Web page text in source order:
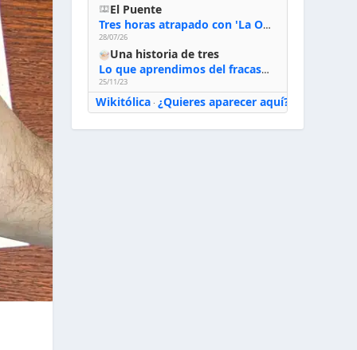
El Puente
Tres horas atrapado con 'La Odisea' de Nolan
28/07/26
Una historia de tres
Lo que aprendimos del fracaso al emprender
25/11/23
Wikitólica· ¿Quieres aparecer aquí?